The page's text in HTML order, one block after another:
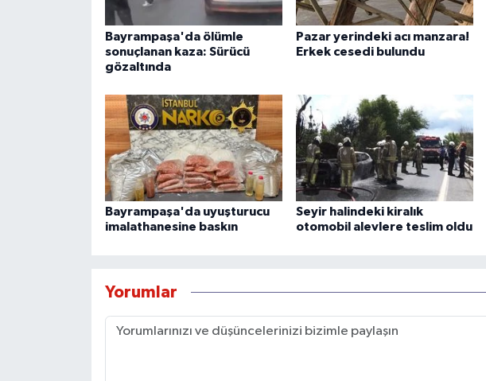
Bayrampaşa'da ölümle
sonuçlanan kaza: Sürücü
gözaltında
Pazar yerindeki acı manzara!
Erkek cesedi bulundu
Bayrampaşa'da uyuşturucu
imalathanesine baskın
Seyir halindeki kiralık
otomobil alevlere teslim oldu
Yorumlar